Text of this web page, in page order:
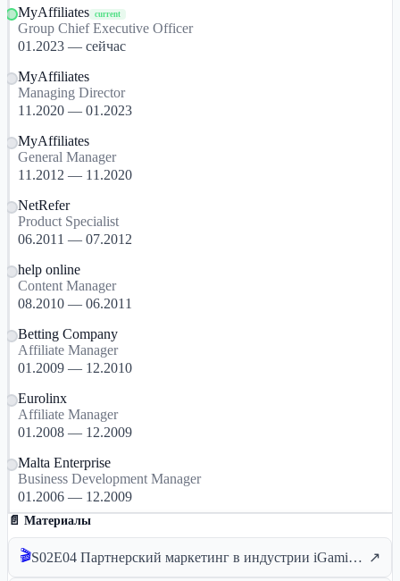
MyAffiliates current
Group Chief Executive Officer
01.2023 — сейчас
MyAffiliates
Managing Director
11.2020 — 01.2023
MyAffiliates
General Manager
11.2012 — 11.2020
NetRefer
Product Specialist
06.2011 — 07.2012
help online
Content Manager
08.2010 — 06.2011
Betting Company
Affiliate Manager
01.2009 — 12.2010
Eurolinx
Affiliate Manager
01.2008 — 12.2009
Malta Enterprise
Business Development Manager
01.2006 — 12.2009
📄 Материалы
🎬 S02E04 Партнерский маркетинг в индустрии iGaming | Клеманс Дюжарден ↗